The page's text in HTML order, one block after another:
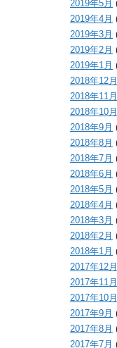
2019年5月
2019年4月
2019年3月
2019年2月
2019年1月
2018年12月
2018年11月
2018年10月
2018年9月
2018年8月
2018年7月
2018年6月
2018年5月
2018年4月
2018年3月
2018年2月
2018年1月
2017年12月
2017年11月
2017年10月
2017年9月
2017年8月
2017年7月